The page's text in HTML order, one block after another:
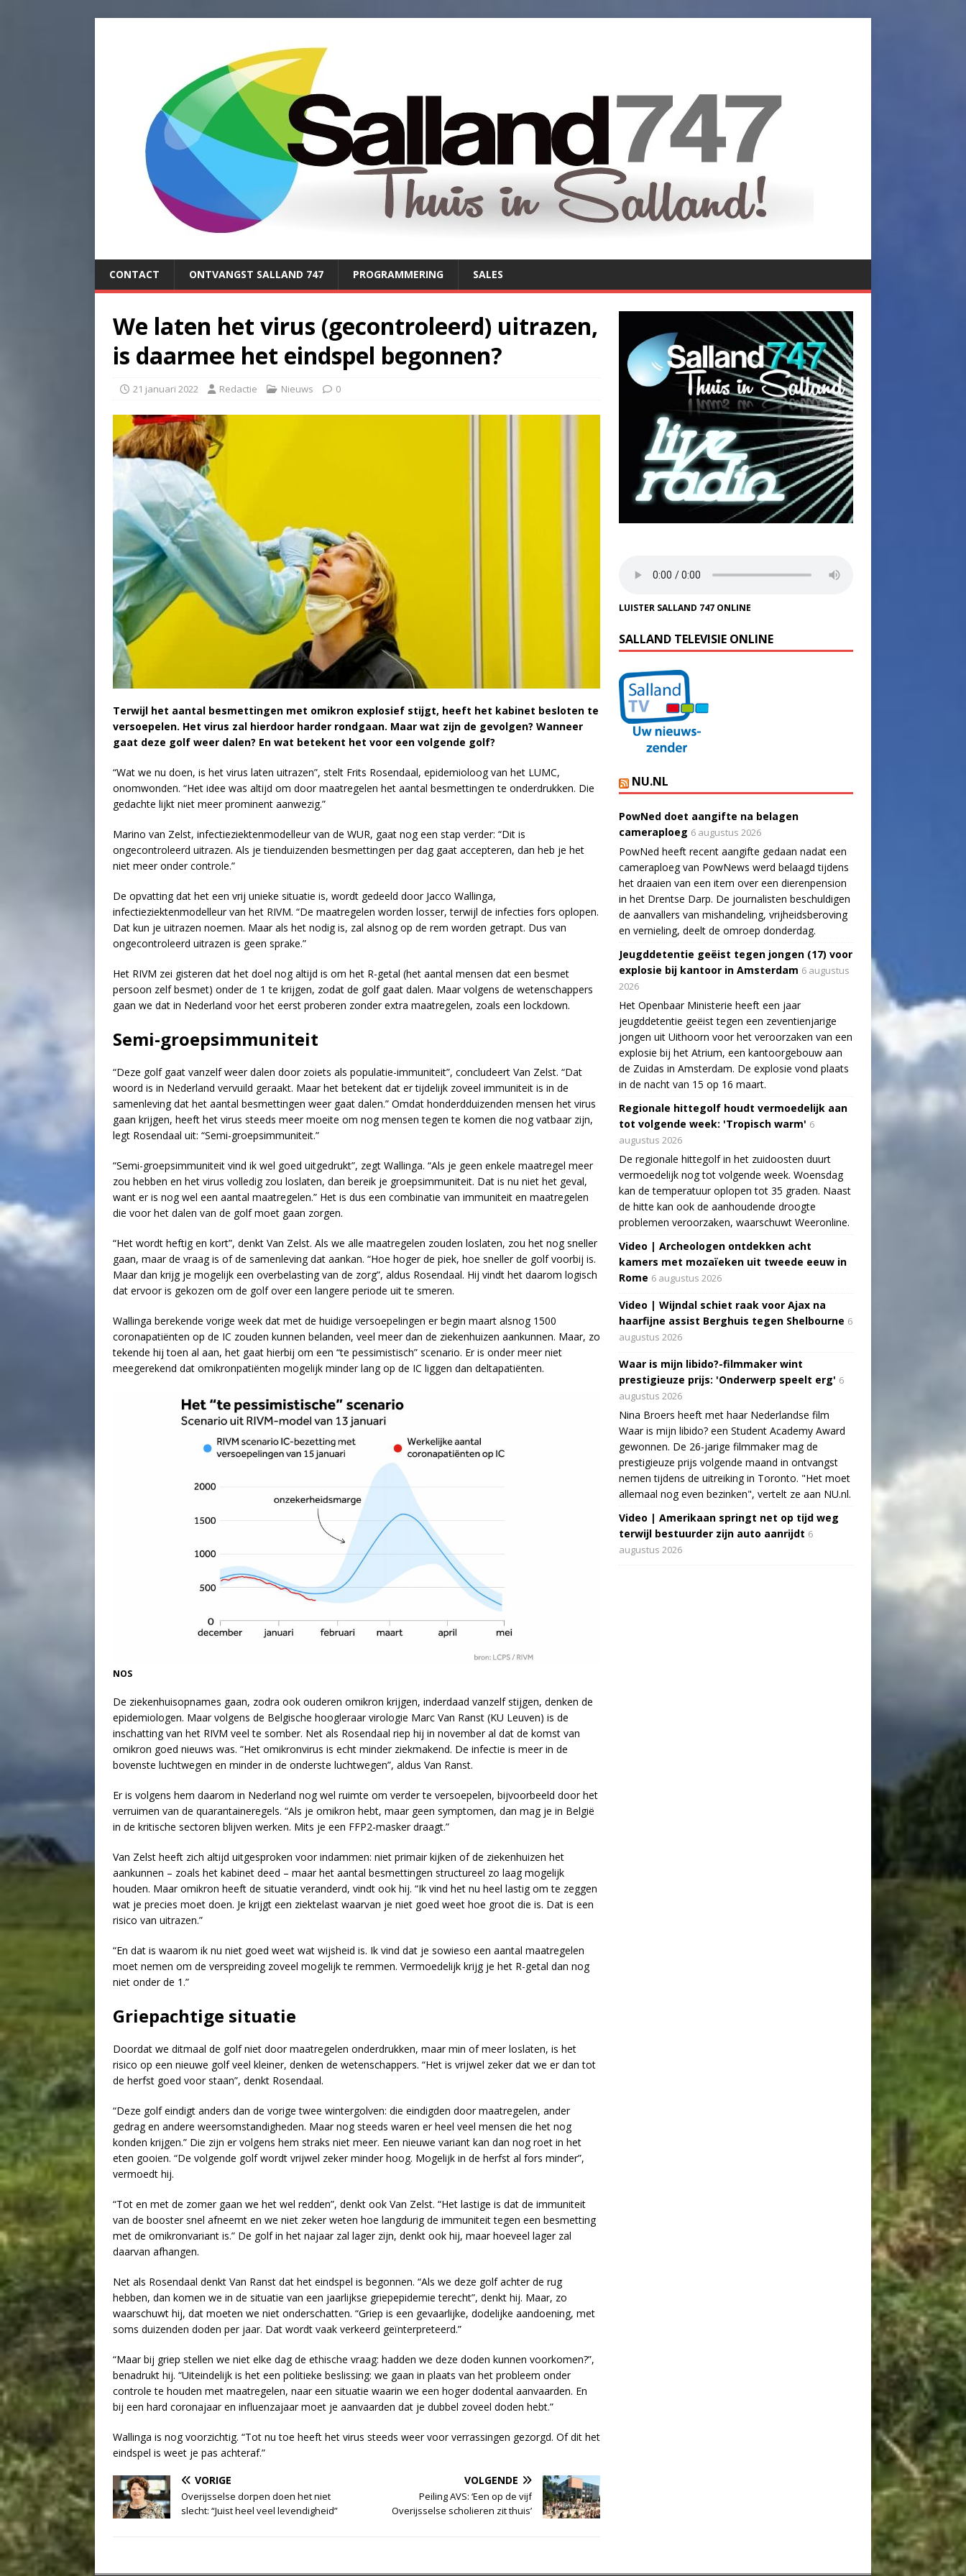
CONTACT ONTVANGST SALLAND 747 PROGRAMMERING SALES
We laten het virus (gecontroleerd) uitrazen,
is daarmee het eindspel begonnen?
21 januari 2022 Redactie Nieuws 0
Terwijl het aantal besmettingen met omikron explosief stijgt, heeft het kabinet besloten te
versoepelen. Het virus zal hierdoor harder rondgaan. Maar wat zijn de gevolgen? Wanneer
gaat deze golf weer dalen? En wat betekent het voor een volgende golf?
“Wat we nu doen, is het virus laten uitrazen”, stelt Frits Rosendaal, epidemioloog van het LUMC,
onomwonden. “Het idee was altijd om door maatregelen het aantal besmettingen te onderdrukken. Die
gedachte lijkt niet meer prominent aanwezig.”
Marino van Zelst, infectieziektenmodelleur van de WUR, gaat nog een stap verder: “Dit is
ongecontroleerd uitrazen. Als je tienduizenden besmettingen per dag gaat accepteren, dan heb je het
niet meer onder controle.”
De opvatting dat het een vrij unieke situatie is, wordt gedeeld door Jacco Wallinga,
infectieziektenmodelleur van het RIVM. “De maatregelen worden losser, terwijl de infecties fors oplopen.
Dat kun je uitrazen noemen. Maar als het nodig is, zal alsnog op de rem worden getrapt. Dus van
ongecontroleerd uitrazen is geen sprake.”
Het RIVM zei gisteren dat het doel nog altijd is om het R-getal (het aantal mensen dat een besmet
persoon zelf besmet) onder de 1 te krijgen, zodat de golf gaat dalen. Maar volgens de wetenschappers
gaan we dat in Nederland voor het eerst proberen zonder extra maatregelen, zoals een lockdown.
Semi-groepsimmuniteit
“Deze golf gaat vanzelf weer dalen door zoiets als populatie-immuniteit”, concludeert Van Zelst. “Dat
woord is in Nederland vervuild geraakt. Maar het betekent dat er tijdelijk zoveel immuniteit is in de
samenleving dat het aantal besmettingen weer gaat dalen.” Omdat honderdduizenden mensen het virus
gaan krijgen, heeft het virus steeds meer moeite om nog mensen tegen te komen die nog vatbaar zijn,
legt Rosendaal uit: “Semi-groepsimmuniteit.”
“Semi-groepsimmuniteit vind ik wel goed uitgedrukt”, zegt Wallinga. “Als je geen enkele maatregel meer
zou hebben en het virus volledig zou loslaten, dan bereik je groepsimmuniteit. Dat is nu niet het geval,
want er is nog wel een aantal maatregelen.” Het is dus een combinatie van immuniteit en maatregelen
die voor het dalen van de golf moet gaan zorgen.
“Het wordt heftig en kort”, denkt Van Zelst. Als we alle maatregelen zouden loslaten, zou het nog sneller
gaan, maar de vraag is of de samenleving dat aankan. “Hoe hoger de piek, hoe sneller de golf voorbij is.
Maar dan krijg je mogelijk een overbelasting van de zorg”, aldus Rosendaal. Hij vindt het daarom logisch
dat ervoor is gekozen om de golf over een langere periode uit te smeren.
Wallinga berekende vorige week dat met de huidige versoepelingen er begin maart alsnog 1500
coronapatiënten op de IC zouden kunnen belanden, veel meer dan de ziekenhuizen aankunnen. Maar, zo
tekende hij toen al aan, het gaat hierbij om een “te pessimistisch” scenario. Er is onder meer niet
meegerekend dat omikronpatiënten mogelijk minder lang op de IC liggen dan deltapatiënten.
NOS
De ziekenhuisopnames gaan, zodra ook ouderen omikron krijgen, inderdaad vanzelf stijgen, denken de
epidemiologen. Maar volgens de Belgische hoogleraar virologie Marc Van Ranst (KU Leuven) is de
inschatting van het RIVM veel te somber. Net als Rosendaal riep hij in november al dat de komst van
omikron goed nieuws was. “Het omikronvirus is echt minder ziekmakend. De infectie is meer in de
bovenste luchtwegen en minder in de onderste luchtwegen”, aldus Van Ranst.
Er is volgens hem daarom in Nederland nog wel ruimte om verder te versoepelen, bijvoorbeeld door het
verruimen van de quarantaineregels. “Als je omikron hebt, maar geen symptomen, dan mag je in België
in de kritische sectoren blijven werken. Mits je een FFP2-masker draagt.”
Van Zelst heeft zich altijd uitgesproken voor indammen: niet primair kijken of de ziekenhuizen het
aankunnen – zoals het kabinet deed – maar het aantal besmettingen structureel zo laag mogelijk
houden. Maar omikron heeft de situatie veranderd, vindt ook hij. “Ik vind het nu heel lastig om te zeggen
wat je precies moet doen. Je krijgt een ziektelast waarvan je niet goed weet hoe groot die is. Dat is een
risico van uitrazen.”
“En dat is waarom ik nu niet goed weet wat wijsheid is. Ik vind dat je sowieso een aantal maatregelen
moet nemen om de verspreiding zoveel mogelijk te remmen. Vermoedelijk krijg je het R-getal dan nog
niet onder de 1.”
Griepachtige situatie
Doordat we ditmaal de golf niet door maatregelen onderdrukken, maar min of meer loslaten, is het
risico op een nieuwe golf veel kleiner, denken de wetenschappers. “Het is vrijwel zeker dat we er dan tot
de herfst goed voor staan”, denkt Rosendaal.
“Deze golf eindigt anders dan de vorige twee wintergolven: die eindigden door maatregelen, ander
gedrag en andere weersomstandigheden. Maar nog steeds waren er heel veel mensen die het nog
konden krijgen.” Die zijn er volgens hem straks niet meer. Een nieuwe variant kan dan nog roet in het
eten gooien. “De volgende golf wordt vrijwel zeker minder hoog. Mogelijk in de herfst al fors minder”,
vermoedt hij.
“Tot en met de zomer gaan we het wel redden”, denkt ook Van Zelst. “Het lastige is dat de immuniteit
van de booster snel afneemt en we niet zeker weten hoe langdurig de immuniteit tegen een besmetting
met de omikronvariant is.” De golf in het najaar zal lager zijn, denkt ook hij, maar hoeveel lager zal
daarvan afhangen.
Net als Rosendaal denkt Van Ranst dat het eindspel is begonnen. “Als we deze golf achter de rug
hebben, dan komen we in de situatie van een jaarlijkse griepepidemie terecht”, denkt hij. Maar, zo
waarschuwt hij, dat moeten we niet onderschatten. “Griep is een gevaarlijke, dodelijke aandoening, met
soms duizenden doden per jaar. Dat wordt vaak verkeerd geïnterpreteerd.”
“Maar bij griep stellen we niet elke dag de ethische vraag: hadden we deze doden kunnen voorkomen?”,
benadrukt hij. “Uiteindelijk is het een politieke beslissing: we gaan in plaats van het probleem onder
controle te houden met maatregelen, naar een situatie waarin we een hoger dodental aanvaarden. En
bij een hard coronajaar en influenzajaar moet je aanvaarden dat je dubbel zoveel doden hebt.”
Wallinga is nog voorzichtig. “Tot nu toe heeft het virus steeds weer voor verrassingen gezorgd. Of dit het
eindspel is weet je pas achteraf.”
VORIGE
Overijsselse dorpen doen het niet
slecht: “Juist heel veel levendigheid”
VOLGENDE
Peiling AVS: ‘Een op de vijf
Overijsselse scholieren zit thuis’
LUISTER SALLAND 747 ONLINE
SALLAND TELEVISIE ONLINE
NU.NL
PowNed doet aangifte na belagen
cameraploeg 6 augustus 2026
PowNed heeft recent aangifte gedaan nadat een
cameraploeg van PowNews werd belaagd tijdens
het draaien van een item over een dierenpension
in het Drentse Darp. De journalisten beschuldigen
de aanvallers van mishandeling, vrijheidsberoving
en vernieling, deelt de omroep donderdag.
Jeugddetentie geëist tegen jongen (17) voor
explosie bij kantoor in Amsterdam 6 augustus
2026
Het Openbaar Ministerie heeft een jaar
jeugddetentie geëist tegen een zeventienjarige
jongen uit Uithoorn voor het veroorzaken van een
explosie bij het Atrium, een kantoorgebouw aan
de Zuidas in Amsterdam. De explosie vond plaats
in de nacht van 15 op 16 maart.
Regionale hittegolf houdt vermoedelijk aan
tot volgende week: 'Tropisch warm' 6
augustus 2026
De regionale hittegolf in het zuidoosten duurt
vermoedelijk nog tot volgende week. Woensdag
kan de temperatuur oplopen tot 35 graden. Naast
de hitte kan ook de aanhoudende droogte
problemen veroorzaken, waarschuwt Weeronline.
Video | Archeologen ontdekken acht
kamers met mozaïeken uit tweede eeuw in
Rome 6 augustus 2026
Video | Wijndal schiet raak voor Ajax na
haarfijne assist Berghuis tegen Shelbourne 6
augustus 2026
Waar is mijn libido?-filmmaker wint
prestigieuze prijs: 'Onderwerp speelt erg' 6
augustus 2026
Nina Broers heeft met haar Nederlandse film
Waar is mijn libido? een Student Academy Award
gewonnen. De 26-jarige filmmaker mag de
prestigieuze prijs volgende maand in ontvangst
nemen tijdens de uitreiking in Toronto. "Het moet
allemaal nog even bezinken", vertelt ze aan NU.nl.
Video | Amerikaan springt net op tijd weg
terwijl bestuurder zijn auto aanrijdt 6
augustus 2026